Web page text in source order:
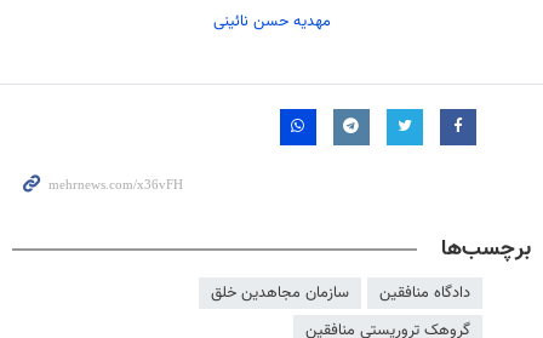
مهدیه حسن نائینی
برچسب‌ها
دادگاه منافقین
سازمان مجاهدین خلق
گروهک تروریستی منافقین